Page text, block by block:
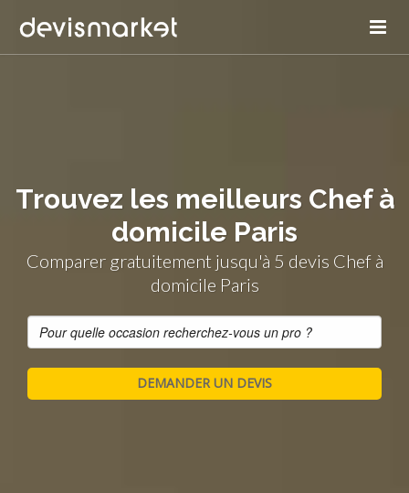
Trouvez les meilleurs Chef à
domicile Paris
Comparer gratuitement jusqu'à 5 devis Chef à
domicile Paris